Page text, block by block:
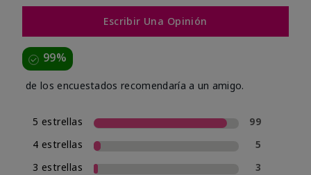
Escribir Una Opinión
99%
de los encuestados recomendaría a un amigo.
5 estrellas
99
4 estrellas
5
3 estrellas
3